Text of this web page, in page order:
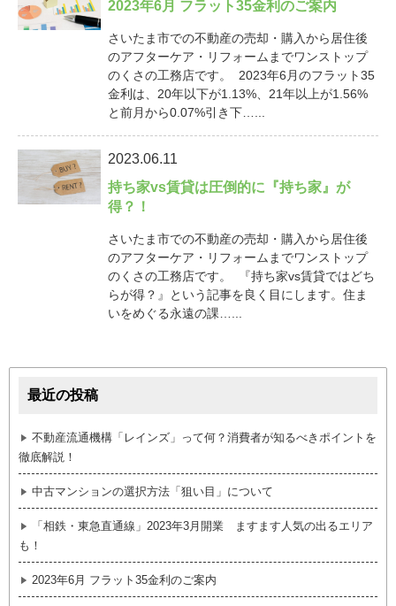
2023年6月 フラット35金利のご案内
さいたま市での不動産の売却・購入から居住後
のアフターケア・リフォームまでワンストップ
のくさの工務店です。 2023年6月のフラット35
金利は、20年以下が1.13%、21年以上が1.56%
と前月から0.07%引き下…...
2023.06.11
持ち家vs賃貸は圧倒的に『持ち家』が
得？！
さいたま市での不動産の売却・購入から居住後
のアフターケア・リフォームまでワンストップ
のくさの工務店です。 『持ち家vs賃貸ではどち
らが得？』という記事を良く目にします。住ま
いをめぐる永遠の課…...
最近の投稿
不動産流通機構「レインズ」って何？消費者が知るべきポイントを
徹底解説！
中古マンションの選択方法「狙い目」について
「相鉄・東急直通線」2023年3月開業 ますます人気の出るエリア
も！
2023年6月 フラット35金利のご案内